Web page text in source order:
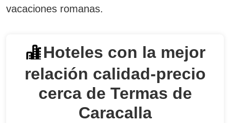
vacaciones romanas.
Hoteles con la mejor
relación calidad‑precio
cerca de Termas de
Caracalla